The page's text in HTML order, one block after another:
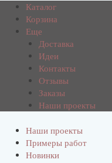
Каталог
Корзина
Еще
Доставка
Идеи
Контакты
Отзывы
Заказы
Наши проекты
Наши проекты
Примеры работ
Новинки